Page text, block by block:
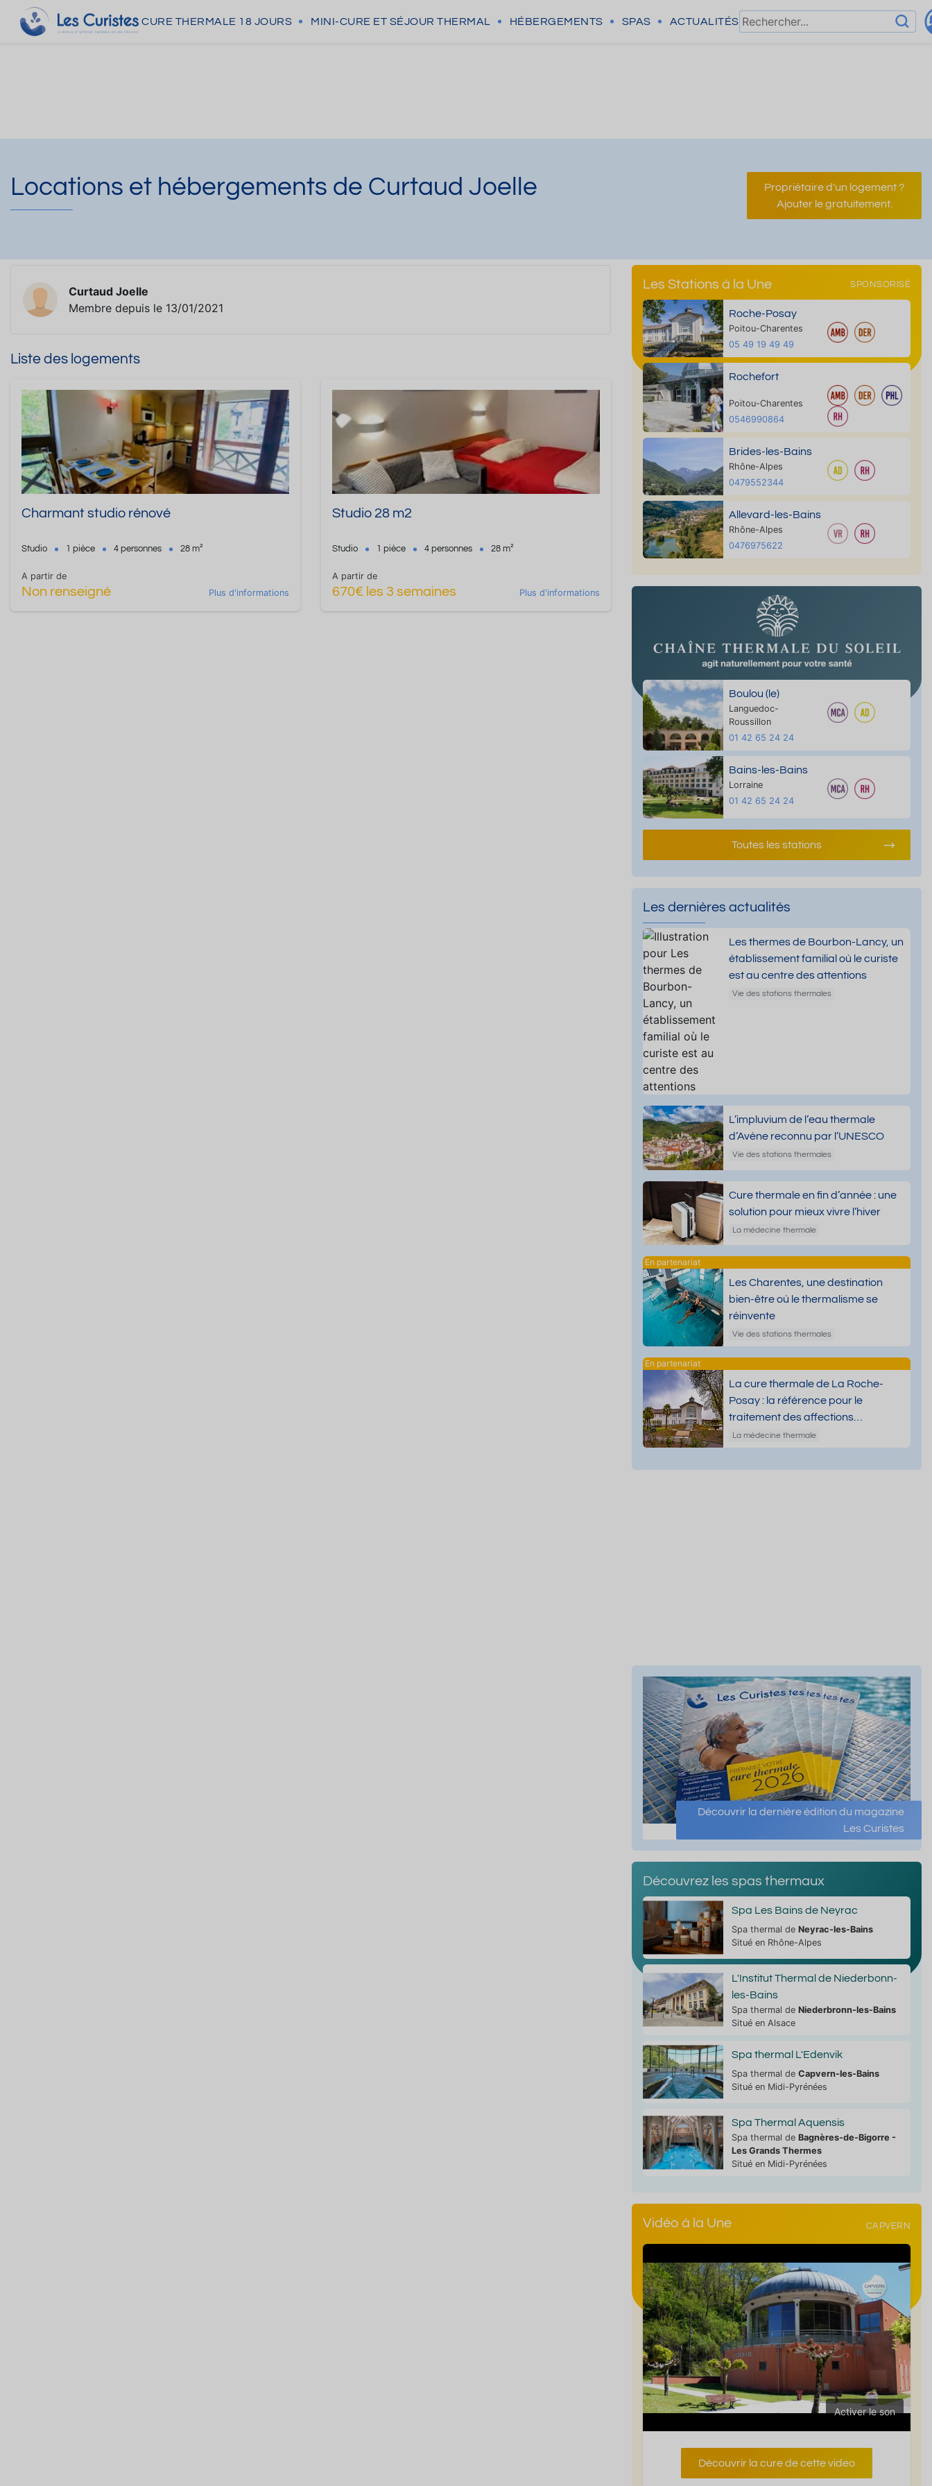
CURE THERMALE 18 JOURS MINI-CURE ET SÉJOUR THERMAL HÉBERGEMENTS SPAS ACTUALITÉS
Locations et hébergements de Curtaud Joelle
Propriétaire d'un logement ?
Ajouter le gratuitement.
Curtaud Joelle
Membre depuis le 13/01/2021
Liste des logements
Charmant studio rénové
Studio 1 pièce 4 personnes 28 m²
A partir de
Non renseigné Plus d'informations
Studio 28 m2
Studio 1 pièce 4 personnes 28 m²
A partir de
670€ les 3 semaines Plus d'informations
Les Stations à la Une SPONSORISÉ
Roche-Posay
Poitou-Charentes
05 49 19 49 49
Rochefort
Poitou-Charentes
0546990864
Brides-les-Bains
Rhône-Alpes
0479552344
Allevard-les-Bains
Rhône-Alpes
0476975622
Boulou (le)
Languedoc-
Roussillon
01 42 65 24 24
Bains-les-Bains
Lorraine
01 42 65 24 24
Toutes les stations
Les dernières actualités
Les thermes de Bourbon-Lancy, un
établissement familial où le curiste
est au centre des attentions
Vie des stations thermales
L’impluvium de l’eau thermale
d’Avène reconnu par l’UNESCO
Vie des stations thermales
Cure thermale en fin d’année : une
solution pour mieux vivre l’hiver
La médecine thermale
Les Charentes, une destination
bien-être où le thermalisme se
réinvente
Vie des stations thermales
La cure thermale de La Roche-
Posay : la référence pour le
traitement des affections
dermatologiques
La médecine thermale
Découvrir la dernière édition du magazine
Les Curistes
Découvrez les spas thermaux
Spa Les Bains de Neyrac
Spa thermal de Neyrac-les-Bains
Situé en Rhône-Alpes
L'Institut Thermal de Niederbonn-
les-Bains
Spa thermal de Niederbronn-les-Bains
Situé en Alsace
Spa thermal L'Edenvik
Spa thermal de Capvern-les-Bains
Situé en Midi-Pyrénées
Spa Thermal Aquensis
Spa thermal de Bagnères-de-Bigorre -
Les Grands Thermes
Situé en Midi-Pyrénées
Vidéo à la Une CAPVERN
Activer le son
Découvrir la cure de cette video